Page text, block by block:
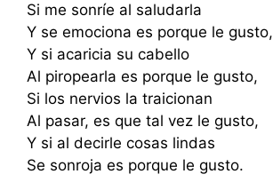
Si me sonríe al saludarla
Y se emociona es porque le gusto,
Y si acaricia su cabello
Al piropearla es porque le gusto,
Si los nervios la traicionan
Al pasar, es que tal vez le gusto,
Y si al decirle cosas lindas
Se sonroja es porque le gusto.